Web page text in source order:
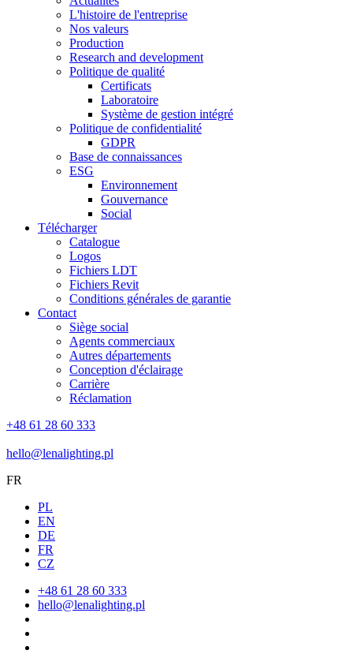
L'histoire de l'entreprise
Nos valeurs
Production
Research and development
Politique de qualité
Certificats
Laboratoire
Système de gestion intégré
Politique de confidentialité
GDPR
Base de connaissances
ESG
Environnement
Gouvernance
Social
Télécharger
Catalogue
Logos
Fichiers LDT
Fichiers Revit
Conditions générales de garantie
Contact
Siège social
Agents commerciaux
Autres départements
Conception d'éclairage
Carrière
Réclamation
+48 61 28 60 333
hello@lenalighting.pl
FR
PL
EN
DE
FR
CZ
+48 61 28 60 333
hello@lenalighting.pl